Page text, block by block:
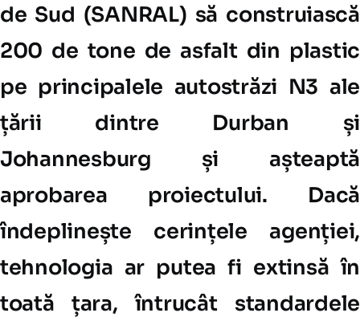
de Sud (SANRAL) să construiască
200 de tone de asfalt din plastic
pe principalele autostrăzi N3 ale
țării dintre Durban și
Johannesburg și așteaptă
aprobarea proiectului. Dacă
îndeplinește cerințele agenției,
tehnologia ar putea fi extinsă în
toată țara, întrucât standardele